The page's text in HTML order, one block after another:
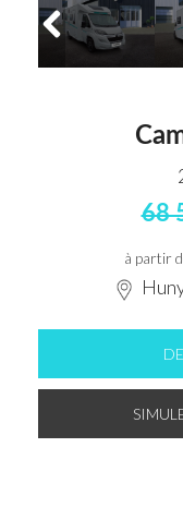
68
à partir